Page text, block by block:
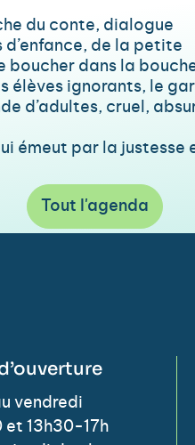
du conte, dialogue
d’enfance, de la petite
boucher dans la
élèves ignorants, le
d’adultes, cruel,
émeut par la justesse
Tout l'agenda
vendredi
et 13h30-17h